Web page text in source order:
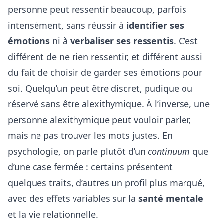
personne peut ressentir beaucoup, parfois
intensément, sans réussir à identifier ses
émotions ni à verbaliser ses ressentis. C’est
différent de ne rien ressentir, et différent aussi
du fait de choisir de garder ses émotions pour
soi. Quelqu’un peut être discret, pudique ou
réservé sans être alexithymique. À l’inverse, une
personne alexithymique peut vouloir parler,
mais ne pas trouver les mots justes. En
psychologie, on parle plutôt d’un continuum que
d’une case fermée : certains présentent
quelques traits, d’autres un profil plus marqué,
avec des effets variables sur la santé mentale
et la vie relationnelle.